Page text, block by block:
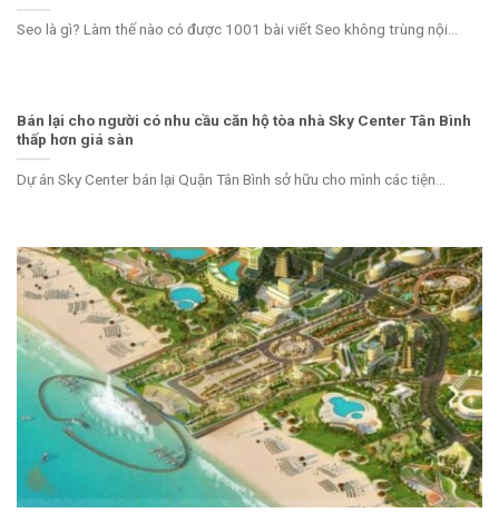
Seo là gì? Làm thế nào có được 1001 bài viết Seo không trùng nội...
Bán lại cho người có nhu cầu căn hộ tòa nhà Sky Center Tân Bình
thấp hơn giá sàn
Dự án Sky Center bán lại Quận Tân Bình sở hữu cho mình các tiện...